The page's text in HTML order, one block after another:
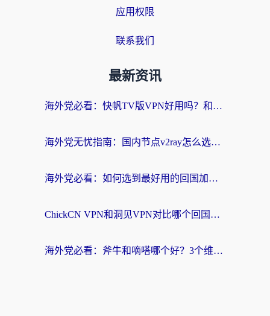
应用权限
联系我们
最新资讯
海外党必看：快帆TV版VPN好用吗？和快游VPN对比哪个回国效果更好？附实用避坑指南
海外党无忧指南：国内节点v2ray怎么选？一键回国VPN+多场景实测帮你避坑
海外党必看：如何选到最好用的回国加速器？从节点到售后的全维度指南
ChickCN VPN和洞见VPN对比哪个回国效果更好？海外党亲测3款加速器+避坑指南
海外党必看：斧牛和嘀嗒哪个好？3个维度教你选对回国加速器